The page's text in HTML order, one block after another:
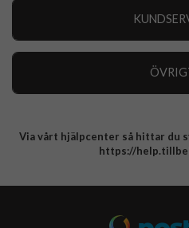
Integritetspolicy
Via vårt hjälpcenter så hittar du
https://